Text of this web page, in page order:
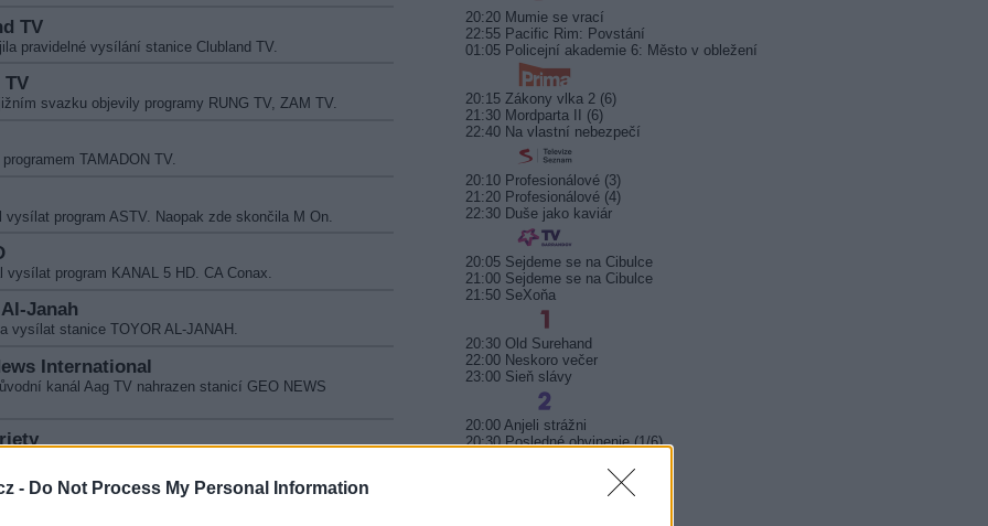
- Do Not Process My Personal Information
TV
pravidelné vysílání stanice Clubland TV.
TV
svazku objevily programy RUNG TV, ZAM TV.
TAMADON TV.
program ASTV. Naopak zde skončila M On.
program KANAL 5 HD. CA Conax.
Janah
vysílat stanice TOYOR AL-JANAH.
International
kanál Aag TV nahrazen stanicí GEO NEWS
program NILE VARIETY (DeEmEx).
program RTI INTERNATIONAL (DeEmEx).
20:20 Mumie se vrací
22:55 Pacific Rim: Povstání
01:05 Policejní akademie 6: Město v obležení
20:15 Zákony vlka 2 (6)
21:30 Mordparta II (6)
22:40 Na vlastní nebezpečí
20:10 Profesionálové (3)
21:20 Profesionálové (4)
22:30 Duše jako kaviár
20:05 Sejdeme se na Cibulce
21:00 Sejdeme se na Cibulce
21:50 SeXoňa
20:30 Old Surehand
22:00 Neskoro večer
23:00 Sieň slávy
20:00 Anjeli strážni
20:30 Posledné obvinenie (1/6)